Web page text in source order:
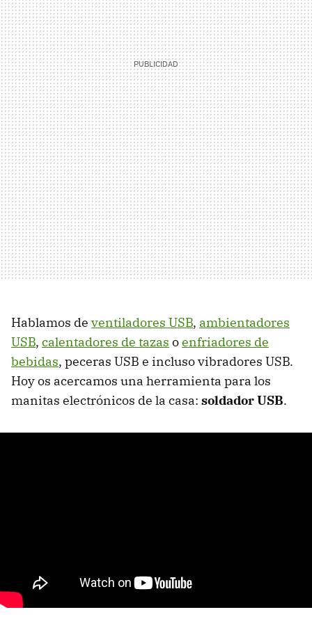
Hablamos de ventiladores USB, ambientadores
USB, calentadores de tazas oenfriadores de
bebidas, peceras USB e incluso vibradores USB.
Hoy os acercamos una herramienta para los
manitas electrónicos de la casa: soldador USB.